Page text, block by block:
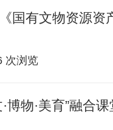
国有文物资源资
次浏览
·博物·美育”融合